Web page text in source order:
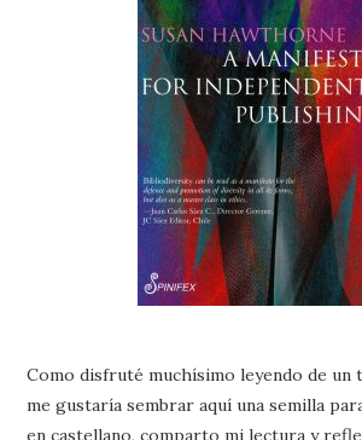
Como disfruté muchísimo leyendo de
me gustaría sembrar aquí una semilla
en castellano, comparto mi lectura y